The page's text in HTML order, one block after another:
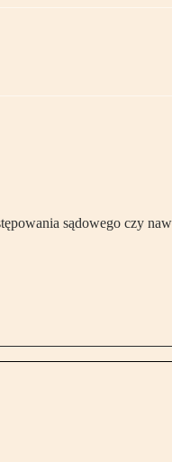
sądowego czy